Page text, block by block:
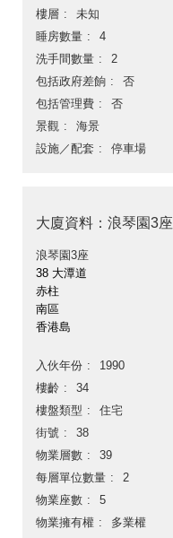
樓層
未知
睡房數量
4
洗手間數量
2
包括政府差餉
否
包括管理費
否
景觀
海景
設施／配套
停車場
大廈資料：浪琴園3座
浪琴園3座
38 大潭道
赤柱
南區
香港島
入伙年份
1990
樓齡
34
樓盤類型
住宅
街號
38
物業層數
39
每層單位數量
2
物業座數
5
物業擁有權
多業權